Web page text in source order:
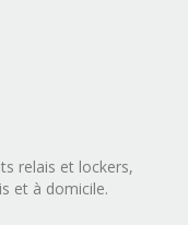
relais et lockers,
et à domicile.​